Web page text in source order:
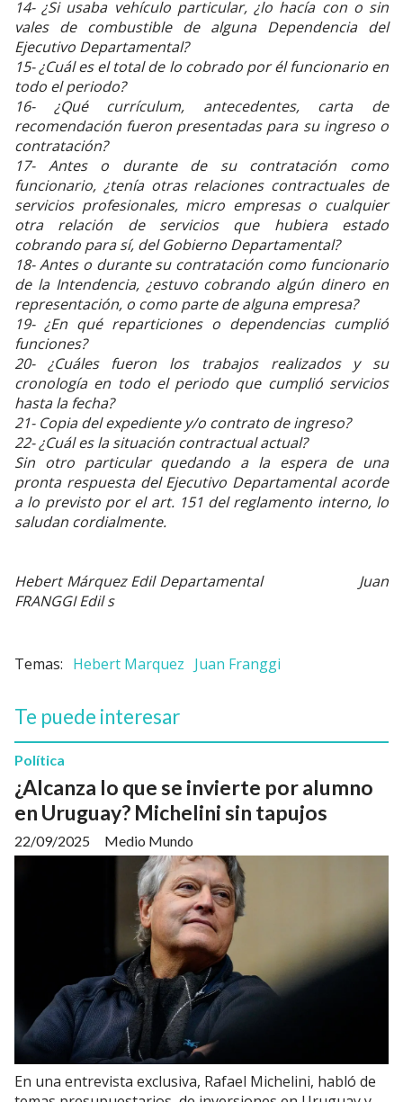
14- ¿Si usaba vehículo particular, ¿lo hacía con o sin
vales de combustible de alguna Dependencia del
Ejecutivo Departamental?
15- ¿Cuál es el total de lo cobrado por él funcionario en
todo el periodo?
16- ¿Qué currículum, antecedentes, carta de
recomendación fueron presentadas para su ingreso o
contratación?
17- Antes o durante de su contratación como
funcionario, ¿tenía otras relaciones contractuales de
servicios profesionales, micro empresas o cualquier
otra relación de servicios que hubiera estado
cobrando para sí, del Gobierno Departamental?
18- Antes o durante su contratación como funcionario
de la Intendencia, ¿estuvo cobrando algún dinero en
representación, o como parte de alguna empresa?
19- ¿En qué reparticiones o dependencias cumplió
funciones?
20- ¿Cuáles fueron los trabajos realizados y su
cronología en todo el periodo que cumplió servicios
hasta la fecha?
21- Copia del expediente y/o contrato de ingreso?
22- ¿Cuál es la situación contractual actual?
Sin otro particular quedando a la espera de una
pronta respuesta del Ejecutivo Departamental acorde
a lo previsto por el art. 151 del reglamento interno, lo
saludan cordialmente.
Hebert Márquez Edil Departamental Juan
FRANGGI Edil s
Hebert Marquez Juan Franggi
Te puede interesar
¿Alcanza lo que se invierte por alumno
en Uruguay? Michelini sin tapujos
Medio Mundo
Política
22/09/2025
En una entrevista exclusiva, Rafael Michelini, habló de